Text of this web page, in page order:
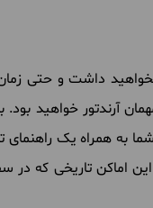
داشت و حتی
آرندتور خواهید بود.
اماکن تاریخی که در